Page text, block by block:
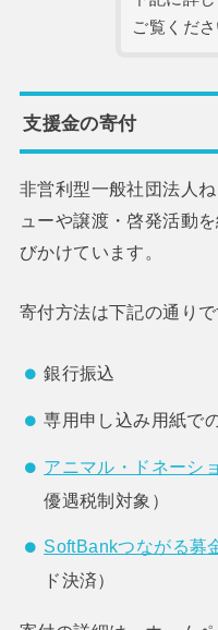
ご覧くださ
支援金の寄付
非営利型一般社団法人
ューや譲渡・啓発活動
びかけています。
寄付方法は下記の通りで
銀行振込
専用申し込み用紙で
アニマル・ドネーシ
優遇税制対象）
SoftBankつながる募
ド決済）